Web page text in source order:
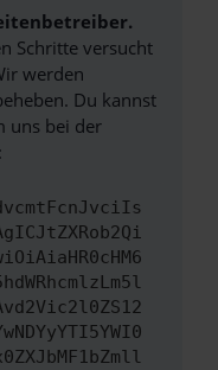
Schritte versucht
werden
Du kannst
uns bei der